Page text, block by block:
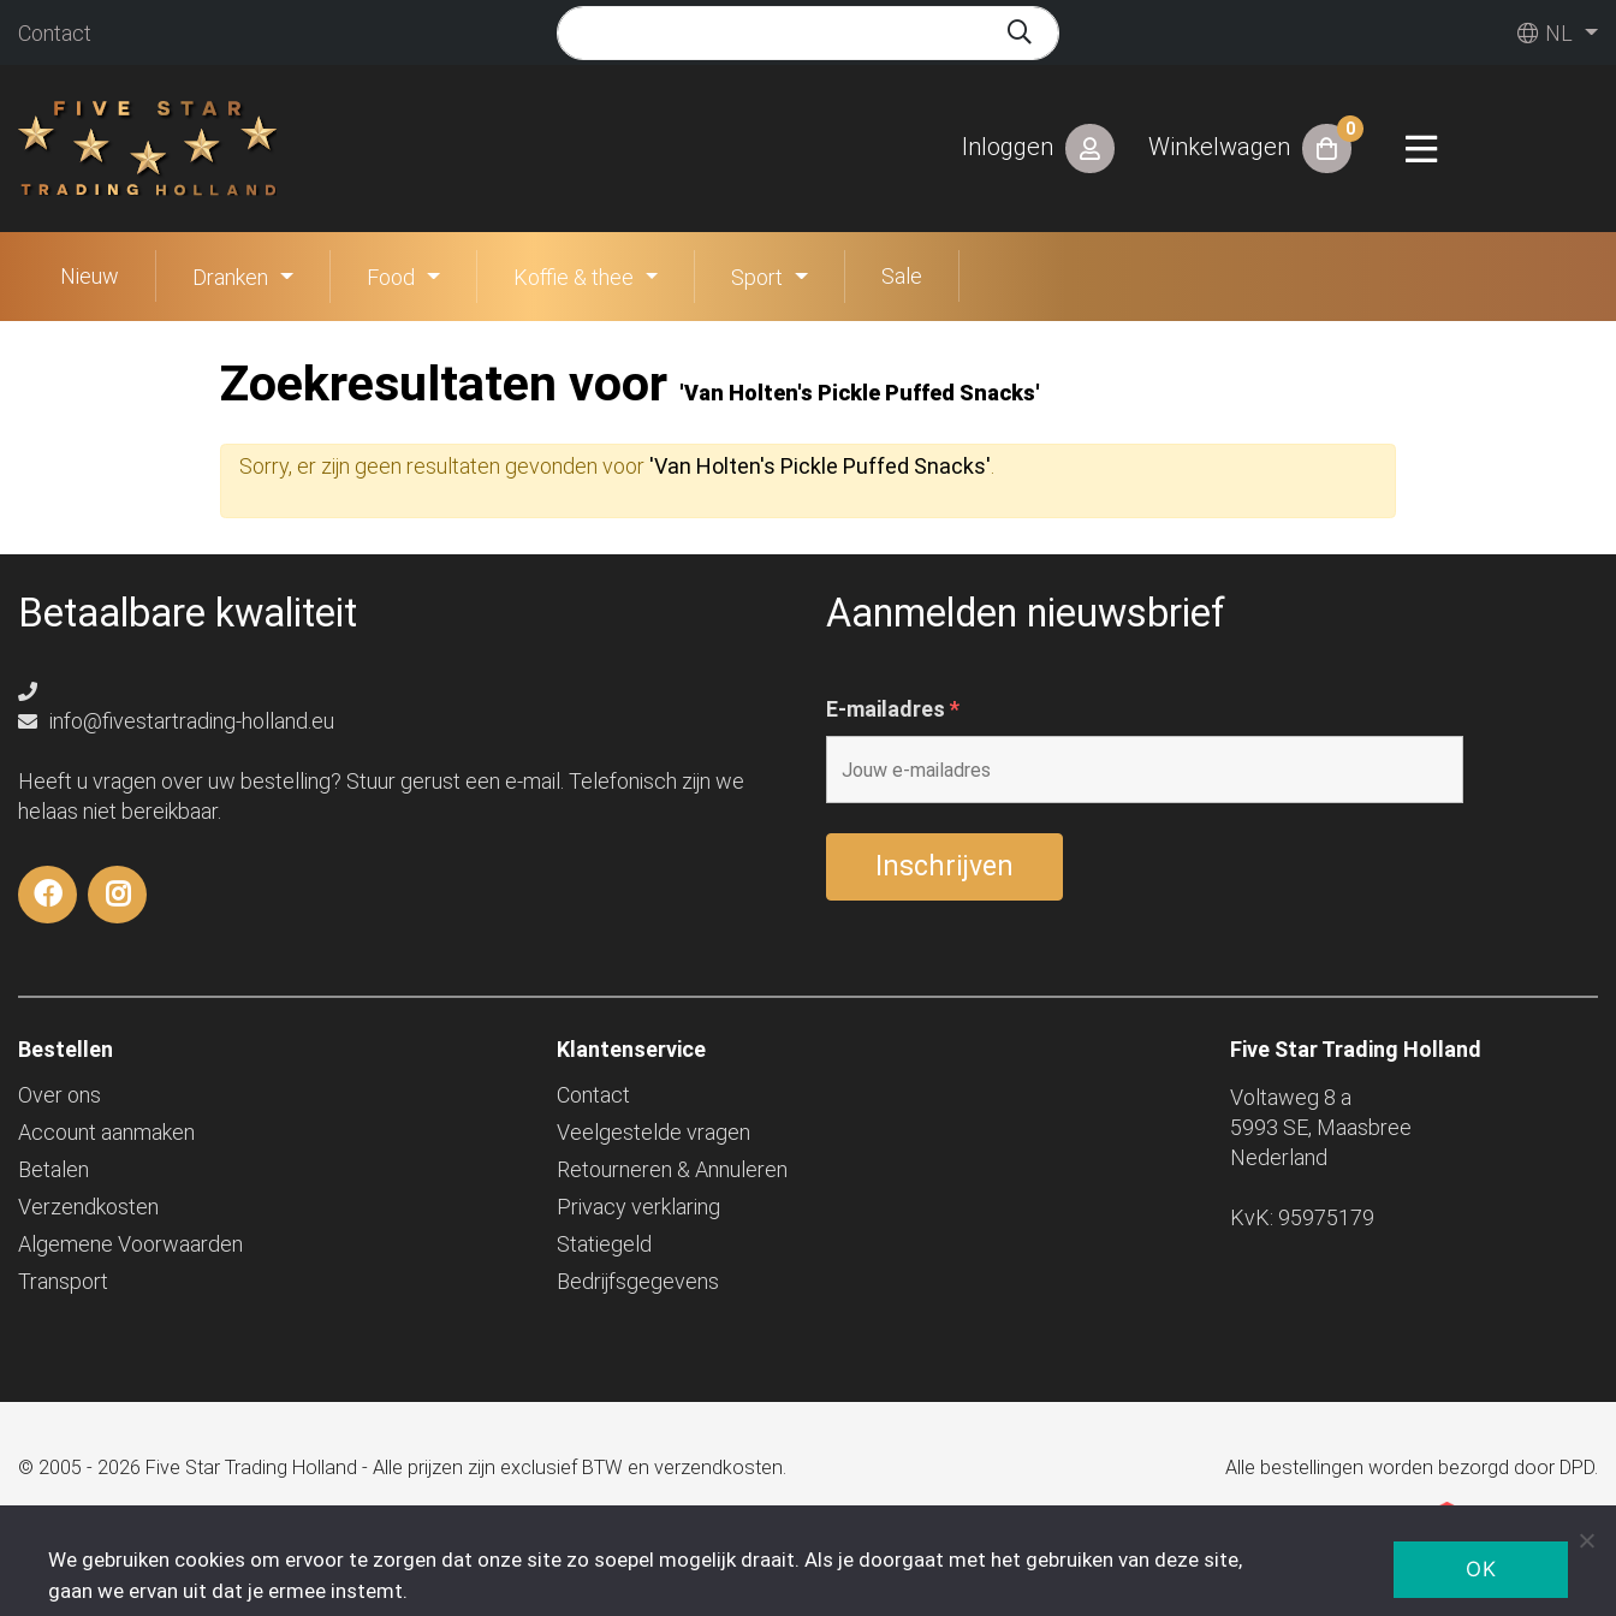
Contact NL
Inloggen Winkelwagen
0
Nieuw Dranken Food Koffie & thee Sport Sale
Zoekresultaten voor 'Van Holten's Pickle Puffed Snacks'
Sorry, er zijn geen resultaten gevonden voor 'Van Holten's Pickle Puffed Snacks'.
Betaalbare kwaliteit
info@fivestartrading-holland.eu
Heeft u vragen over uw bestelling? Stuur gerust een e-mail. Telefonisch zijn we
helaas niet bereikbaar.
Aanmelden nieuwsbrief
E-mailadres *
Bestellen
Over ons
Account aanmaken
Betalen
Verzendkosten
Algemene Voorwaarden
Transport
Klantenservice
Contact
Veelgestelde vragen
Retourneren & Annuleren
Privacy verklaring
Statiegeld
Bedrijfsgegevens
Five Star Trading Holland
Voltaweg 8 a
5993 SE, Maasbree
Nederland
KvK: 95975179
© 2005 - 2026 Five Star Trading Holland - Alle prijzen zijn exclusief BTW en verzendkosten. Alle bestellingen worden bezorgd door DPD.
We gebruiken cookies om ervoor te zorgen dat onze site zo soepel mogelijk draait. Als je doorgaat met het gebruiken van deze site,
gaan we ervan uit dat je ermee instemt.
OK